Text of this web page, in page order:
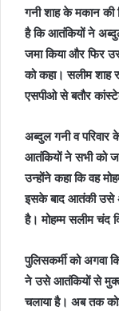
गनी शाह के मकान की
है कि आतंकियों ने
जमा किया और फिर
को कहा। सलीम शाह
एसपीओ से बतौर
अब्दुल गनी व परिवार
आतंकियों ने सभी को
उन्होंने कहा कि वह
इसके बाद आतंकी उसे
है। मोहम्म सलीम चंद
पुलिसकर्मी को अगवा
ने उसे आतंकियों से
चलाया है। अब तक